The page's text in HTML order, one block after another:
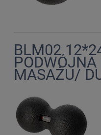
BLM02
MASAŻU/